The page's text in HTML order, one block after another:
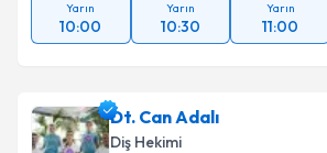
Yarın
10:00
Yarın
10:30
Yarın
11:00
Dt. Can Adalı
Diş Hekimi